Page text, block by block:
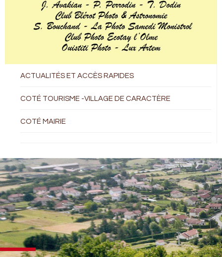
ACTUALITÉS ET ACCÈS RAPIDES
COTÉ TOURISME -VILLAGE DE CARACTÈRE
COTÉ MAIRIE